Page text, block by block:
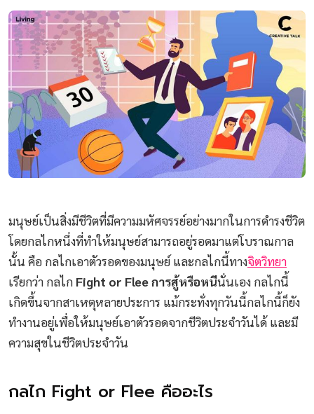
มนุษย์เป็นสิ่งมีชีวิตที่มีความมหัศจรรย์อย่างมากในการดำรงชีวิต
โดยกลไกหนึ่งที่ทำให้มนุษย์สามารถอยู่รอดมาแต่โบราณกาล
นั้น คือ กลไกเอาตัวรอดของมนุษย์ และกลไกนี้ทางจิตวิทยา
เรียกว่า กลไก Fight or Flee การสู้หรือหนีนั่นเอง กลไกนี้
เกิดขึ้นจากสาเหตุหลายประการ แม้กระทั่งทุกวันนี้กลไกนี้ก็ยัง
ทำงานอยู่เพื่อให้มนุษย์เอาตัวรอดจากชีวิตประจำวันได้ และมี
ความสุขในชีวิตประจำวัน
กลไก Fight or Flee คืออะไร